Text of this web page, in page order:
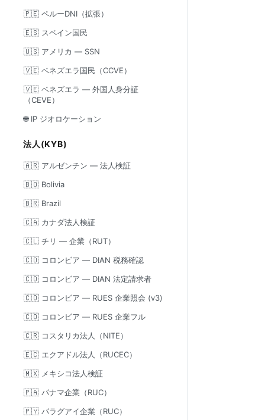
🇵🇪 ペルーDNI（拡張）
🇪🇸 スペイン国民
🇺🇸 アメリカ — SSN
🇻🇪 ベネズエラ国民（CCVE）
🇻🇪 ベネズエラ — 外国人身分証
（CEVE）
🌐 IP ジオロケーション
法人(KYB)
🇦🇷 アルゼンチン — 法人検証
🇧🇴 Bolivia
🇧🇷 Brazil
🇨🇦 カナダ法人検証
🇨🇱 チリ — 企業（RUT）
🇨🇴 コロンビア — DIAN 税務確認
🇨🇴 コロンビア — DIAN 法定請求者
🇨🇴 コロンビア — RUES 企業照会 (v3)
🇨🇴 コロンビア — RUES 企業フル
🇨🇷 コスタリカ法人（NITE）
🇪🇨 エクアドル法人（RUCEC）
🇲🇽 メキシコ法人検証
🇵🇦 パナマ企業（RUC）
🇵🇾 パラグアイ企業（RUC）